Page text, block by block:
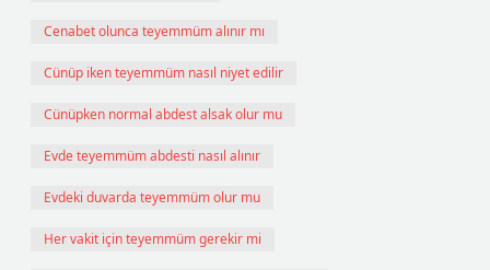
Cenabet olunca teyemmüm alınır mı
Cünüp iken teyemmüm nasıl niyet edilir
Cünüpken normal abdest alsak olur mu
Evde teyemmüm abdesti nasıl alınır
Evdeki duvarda teyemmüm olur mu
Her vakit için teyemmüm gerekir mi